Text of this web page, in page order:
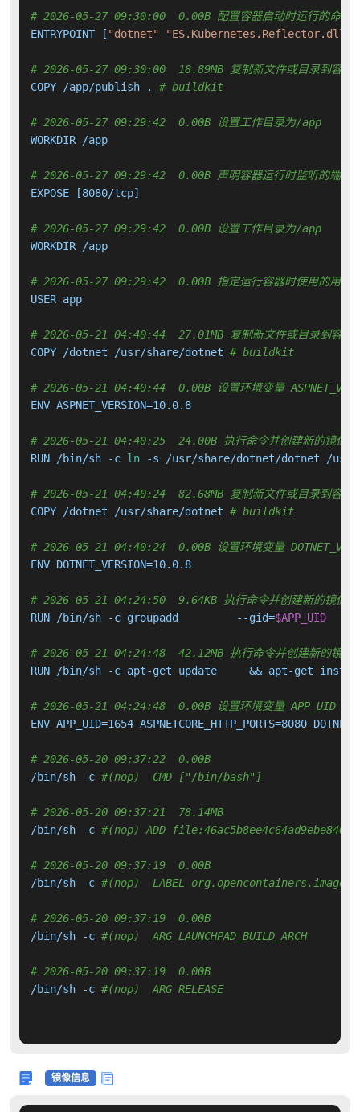
# 2026-05-27 09:30:00  0.00B 配置容器启动时运行的命令
ENTRYPOINT [ "dotnet" "ES.Kubernetes.Reflector.dll"
# 2026-05-27 09:30:00  18.89MB 复制新文件或目录到容器
COPY /app/publish . # buildkit
# 2026-05-27 09:29:42  0.00B 设置工作目录为/app
WORKDIR /app
# 2026-05-27 09:29:42  0.00B 声明容器运行时监听的端口
EXPOSE [8080/tcp]
# 2026-05-27 09:29:42  0.00B 设置工作目录为/app
WORKDIR /app
# 2026-05-27 09:29:42  0.00B 指定运行容器时使用的用户
USER app
# 2026-05-21 04:40:44  27.01MB 复制新文件或目录到容器
COPY /dotnet /usr/share/dotnet # buildkit
# 2026-05-21 04:40:44  0.00B 设置环境变量
ENV ASPNET_VERSION=10.0.8
# 2026-05-21 04:40:25  24.00B 执行命令并创建新的镜像层
RUN /bin/sh -c ln -s /usr/share/dotnet/dotnet /
# 2026-05-21 04:40:24  82.68MB 复制新文件或目录到容器
COPY /dotnet /usr/share/dotnet # buildkit
# 2026-05-21 04:40:24  0.00B 设置环境变量
ENV DOTNET_VERSION=10.0.8
# 2026-05-21 04:24:50  9.64KB 执行命令并创建新的镜像层
RUN /bin/sh -c groupadd         --gid=$APP_UID
# 2026-05-21 04:24:48  42.12MB 执行命令并创建新的镜像
RUN /bin/sh -c apt-get update     && apt-
# 2026-05-21 04:24:48  0.00B 设置环境变量 APP_UID
ENV APP_UID=1654 ASPNETCORE_HTTP_PORTS=8080
# 2026-05-20 09:37:22  0.00B
/bin/sh -c #(nop)  CMD ["/bin/bash"]
# 2026-05-20 09:37:21  78.14MB
/bin/sh -c #(nop) ADD
# 2026-05-20 09:37:19  0.00B
/bin/sh -c #(nop)  LABEL
# 2026-05-20 09:37:19  0.00B
/bin/sh -c #(nop)  ARG LAUNCHPAD_BUILD_ARCH
# 2026-05-20 09:37:19  0.00B
/bin/sh -c #(nop)  ARG RELEASE
镜像信息